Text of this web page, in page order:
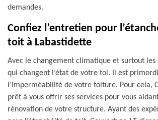
demandes.
Confiez l’entretien pour
toit à Labastidette
Avec le changement climatique et surtout les
qui changent l’état de votre toi. Il est
l’imperméabilité de votre toiture. Pour cela,
prêt à vous offrir ses services pour vous
rénovation de votre structure. Ayant des